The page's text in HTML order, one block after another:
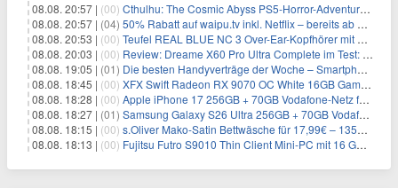
08.08. 20:57 | (00) Cthulhu: The Cosmic Abyss PS5-Horror-Adventure für 27,99€
08.08. 20:57 | (04) 50% Rabatt auf waipu.tv inkl. Netflix – bereits ab 9€/Monat (statt 17,99€)
08.08. 20:53 | (00) Teufel REAL BLUE NC 3 Over-Ear-Kopfhörer mit ANC für 149,99€
08.08. 20:03 | (00) Review: Dreame X60 Pro Ultra Complete im Test: 42.000 Pa, 100 °C Moppwäsche & erstaunlich viel Technik in nur 8,9 cm Höhe
08.08. 19:05 | (01) Die besten Handyverträge der Woche – Smartphone-Tarife & SIM-Only im Überblick
08.08. 18:45 | (00) XFX Swift Radeon RX 9070 OC White 16GB Gaming-Grafikkarte für 579€
08.08. 18:28 | (00) Apple iPhone 17 256GB + 70GB Vodafone-Netz für 34,99€/Monat (effektiv 6,41€/Monat)
08.08. 18:27 | (01) Samsung Galaxy S26 Ultra 256GB + 70GB Vodafone-Netz für 34,99€/Monat (effektiv 4,74€/Monat)
08.08. 18:15 | (00) s.Oliver Mako-Satin Bettwäsche für 17,99€ – 135×200 cm, OEKO-TEX
08.08. 18:13 | (00) Fujitsu Futro S9010 Thin Client Mini-PC mit 16 GB RAM für 100€